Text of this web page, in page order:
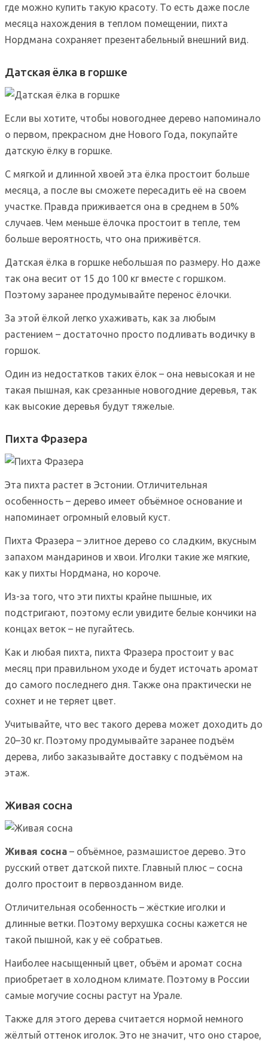
где можно купить такую красоту. То есть даже после
месяца нахождения в теплом помещении, пихта
Нордмана сохраняет презентабельный внешний вид.
Датская ёлка в горшке
Если вы хотите, чтобы новогоднее дерево напоминало
о первом, прекрасном дне Нового Года, покупайте
датскую ёлку в горшке.
С мягкой и длинной хвоей эта ёлка простоит больше
месяца, а после вы сможете пересадить её на своем
участке. Правда приживается она в среднем в 50%
случаев. Чем меньше ёлочка простоит в тепле, тем
больше вероятность, что она приживётся.
Датская ёлка в горшке небольшая по размеру. Но даже
так она весит от 15 до 100 кг вместе с горшком.
Поэтому заранее продумывайте перенос ёлочки.
За этой ёлкой легко ухаживать, как за любым
растением – достаточно просто подливать водичку в
горшок.
Один из недостатков таких ёлок – она невысокая и не
такая пышная, как срезанные новогодние деревья, так
как высокие деревья будут тяжелые.
Пихта Фразера
Эта пихта растет в Эстонии. Отличительная
особенность – дерево имеет объёмное основание и
напоминает огромный еловый куст.
Пихта Фразера – элитное дерево со сладким, вкусным
запахом мандаринов и хвои. Иголки такие же мягкие,
как у пихты Нордмана, но короче.
Из-за того, что эти пихты крайне пышные, их
подстригают, поэтому если увидите белые кончики на
концах веток – не пугайтесь.
Как и любая пихта, пихта Фразера простоит у вас
месяц при правильном уходе и будет источать аромат
до самого последнего дня. Также она практически не
сохнет и не теряет цвет.
Учитывайте, что вес такого дерева может доходить до
20–30 кг. Поэтому продумывайте заранее подъём
дерева, либо заказывайте доставку с подъёмом на
этаж.
Живая сосна
Живая сосна – объёмное, размашистое дерево. Это
русский ответ датской пихте. Главный плюс – сосна
долго простоит в первозданном виде.
Отличительная особенность – жёсткие иголки и
длинные ветки. Поэтому верхушка сосны кажется не
такой пышной, как у её собратьев.
Наиболее насыщенный цвет, объём и аромат сосна
приобретает в холодном климате. Поэтому в России
самые могучие сосны растут на Урале.
Также для этого дерева считается нормой немного
жёлтый оттенок иголок. Это не значит, что оно старое,